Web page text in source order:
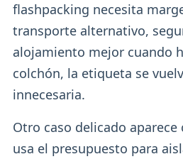
flashpacking necesita
transporte alternativo,
alojamiento mejor cuando
colchón, la etiqueta se
innecesaria.
Otro caso delicado
usa el presupuesto para